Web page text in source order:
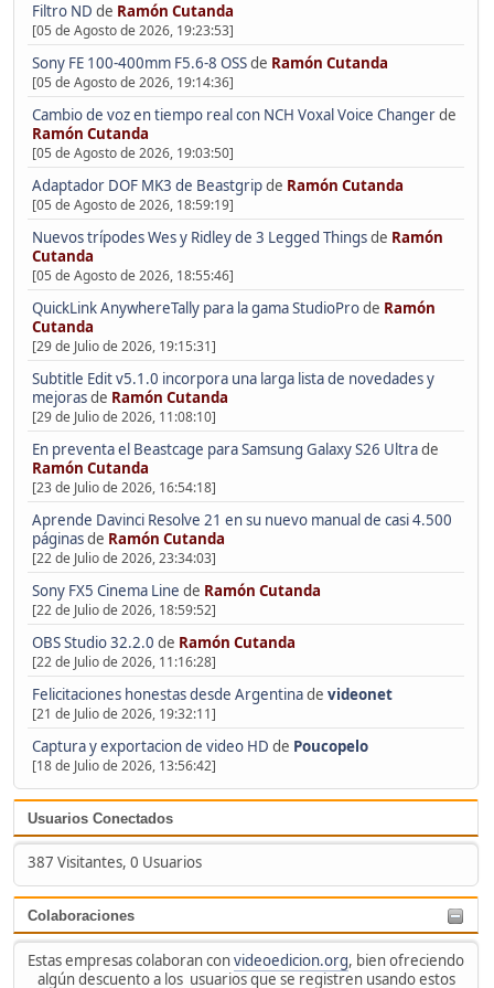
Filtro ND de Ramón Cutanda
[05 de Agosto de 2026, 19:23:53]
Sony FE 100-400mm F5.6-8 OSSde Ramón Cutanda
[05 de Agosto de 2026, 19:14:36]
Cambio de voz en tiempo real con NCH Voxal Voice Changerde
Ramón Cutanda
[05 de Agosto de 2026, 19:03:50]
Adaptador DOF MK3 de Beastgripde Ramón Cutanda
[05 de Agosto de 2026, 18:59:19]
Nuevos trípodes Wes y Ridley de 3 Legged Thingsde Ramón
Cutanda
[05 de Agosto de 2026, 18:55:46]
QuickLink AnywhereTally para la gama StudioProde Ramón
Cutanda
[29 de Julio de 2026, 19:15:31]
Subtitle Edit v5.1.0 incorpora una larga lista de novedades y
mejorasde Ramón Cutanda
[29 de Julio de 2026, 11:08:10]
En preventa el Beastcage para Samsung Galaxy S26 Ultrade
Ramón Cutanda
[23 de Julio de 2026, 16:54:18]
Aprende Davinci Resolve 21 en su nuevo manual de casi 4.500
páginasde Ramón Cutanda
[22 de Julio de 2026, 23:34:03]
Sony FX5 Cinema Line de Ramón Cutanda
[22 de Julio de 2026, 18:59:52]
OBS Studio 32.2.0 de Ramón Cutanda
[22 de Julio de 2026, 11:16:28]
Felicitaciones honestas desde Argentinade videonet
[21 de Julio de 2026, 19:32:11]
Captura y exportacion de video HD de Poucopelo
[18 de Julio de 2026, 13:56:42]
Usuarios Conectados
387 Visitantes, 0 Usuarios
Colaboraciones
Estas empresas colaboran convideoedicion.org, bien ofreciendo
algún descuento a los usuarios que se registren usando estos